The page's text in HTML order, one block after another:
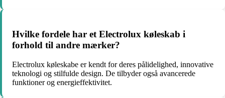
Hvilke fordele har et Electrolux køleskab i
forhold til andre mærker?
Electrolux køleskabe er kendt for deres pålidelighed, innovative
teknologi og stilfulde design. De tilbyder også avancerede
funktioner og energieffektivitet.